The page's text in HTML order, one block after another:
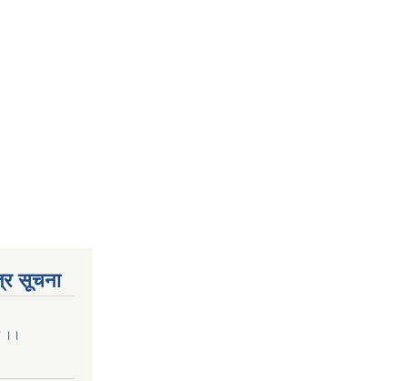
सूचना
।।